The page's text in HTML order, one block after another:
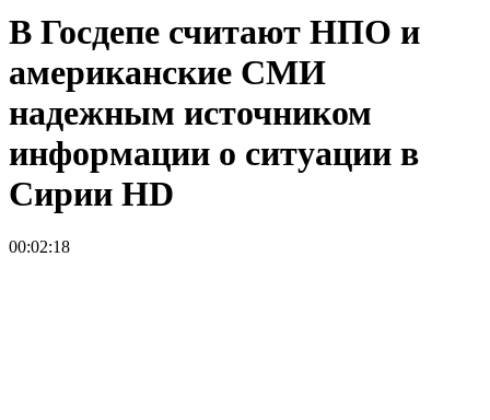
В Госдепе считают НПО и
американские СМИ
надежным источником
информации о ситуации в
Сирии HD
00:02:18